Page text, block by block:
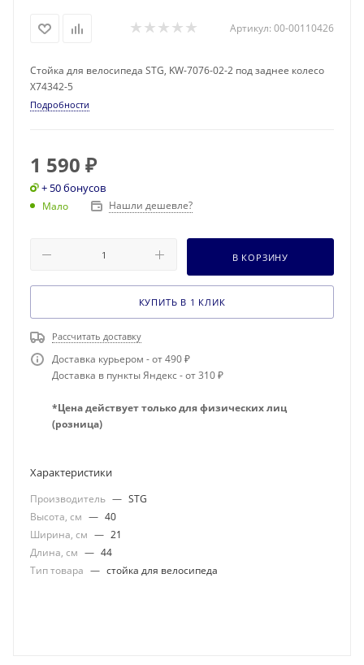
Артикул: 00-00110426
Стойка для велосипеда STG, KW-7076-02-2 под заднее колесо
Х74342-5
Подробности
1 590 ₽
+ 50 бонусов
Мало Нашли дешевле?
В КОРЗИНУ
КУПИТЬ В 1 КЛИК
Рассчитать доставку
Доставка курьером - от 490 ₽
Доставка в пункты Яндекс - от 310 ₽
*Цена действует только для физических лиц
(розница)
Характеристики
Производитель — STG
Высота, см — 40
Ширина, см — 21
Длина, см — 44
Тип товара — стойка для велосипеда